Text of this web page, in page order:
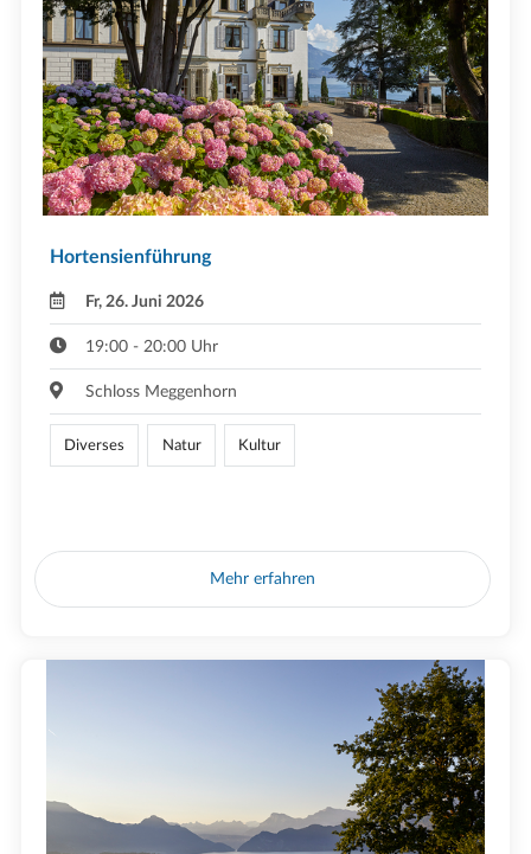
Hortensienführung
Fr, 26. Juni 2026
19:00 - 20:00 Uhr
Schloss Meggenhorn
Diverses Natur Kultur
Mehr erfahren